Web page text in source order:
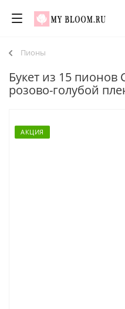
Пионы
Букет из 15 пионов
розово-голубой
АКЦИЯ